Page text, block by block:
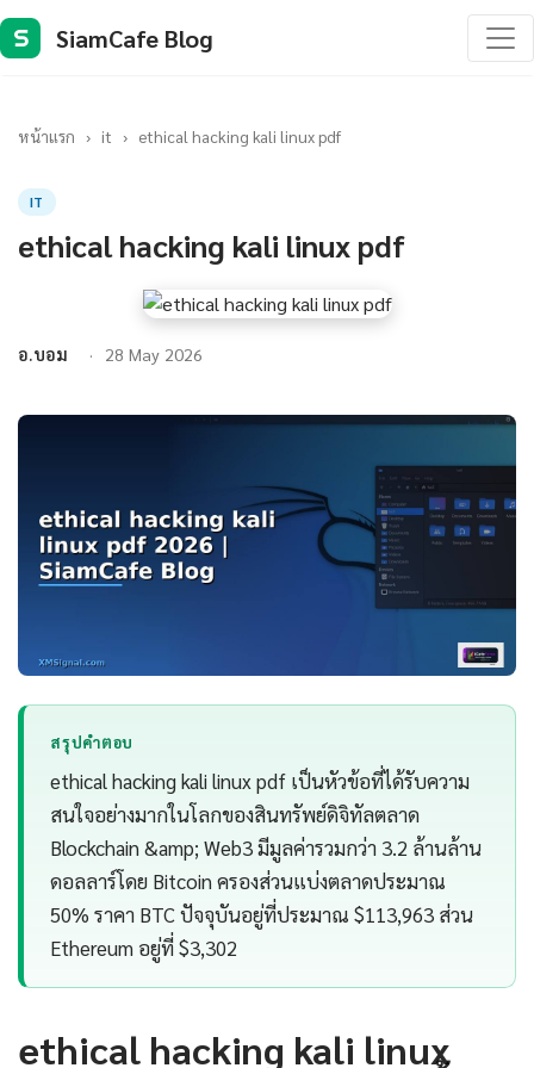
S SiamCafe Blog
หน้าแรก › it › ethical hacking kali linux pdf
IT
ethical hacking kali linux pdf
อ.บอม 28 May 2026
สรุปคำตอบ
ethical hacking kali linux pdf เป็นหัวข้อที่ได้รับความ
สนใจอย่างมากในโลกของสินทรัพย์ดิจิทัลตลาด
Blockchain &amp; Web3 มีมูลค่ารวมกว่า 3.2 ล้านล้าน
ดอลลาร์โดย Bitcoin ครองส่วนแบ่งตลาดประมาณ
50% ราคา BTC ปัจจุบันอยู่ที่ประมาณ $113,963 ส่วน
Ethereum อยู่ที่ $3,302
ethical hacking kali linux